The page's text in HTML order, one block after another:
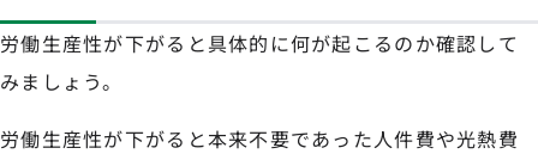
労働生産性が下がると具体的に何が起こるのか確認して
みましょう。
労働生産性が下がると本来不要であった人件費や光熱費